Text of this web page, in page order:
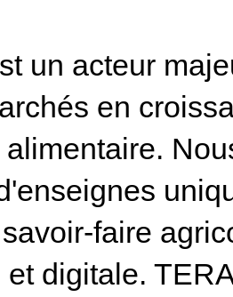
un acteur
en
faire
digitale.